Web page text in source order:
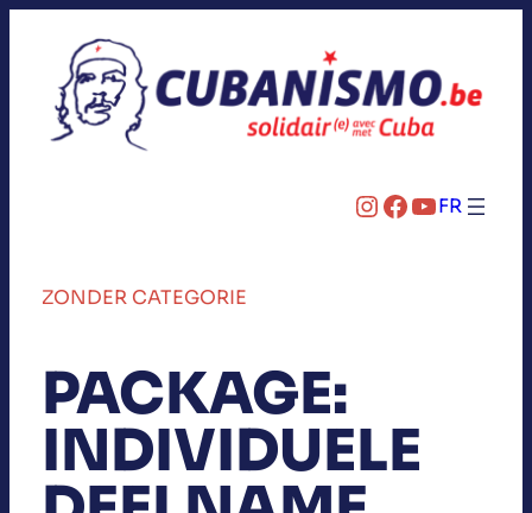
InstagramFacebook YouTube FR
ZONDER CATEGORIE
PACKAGE:
INDIVIDUELE